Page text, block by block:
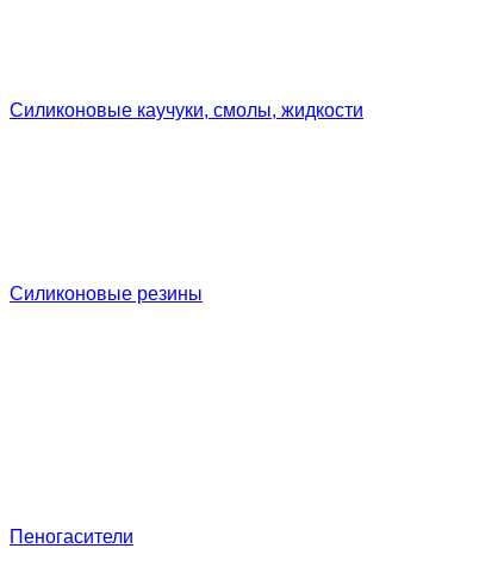
Силиконовые каучуки, смолы, жидкости
Силиконовые резины
Пеногасители